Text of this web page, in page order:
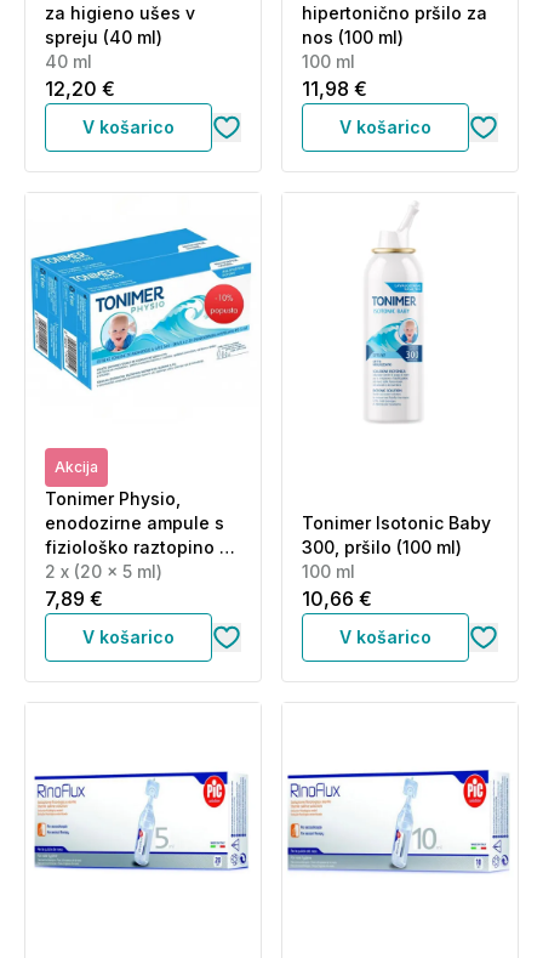
za higieno ušes v
spreju (40 ml)
40 ml
12,20 €
V košarico
hipertonično pršilo za
nos (100 ml)
100 ml
11,98 €
V košarico
Akcija
Tonimer Physio,
enodozirne ampule s
fiziološko raztopino -
paket 2 x (20 x 5 ml)
2 x (20 x 5 ml)
7,89 €
V košarico
Tonimer Isotonic Baby
300, pršilo (100 ml)
100 ml
10,66 €
V košarico